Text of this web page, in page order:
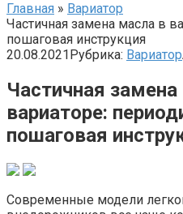
Главная » Вариатор
Частичная замена масла в
пошаговая инструкция
20.08.2021Рубрика: Вариатор
Частичная
вариаторе:
пошаговая
Современные модели